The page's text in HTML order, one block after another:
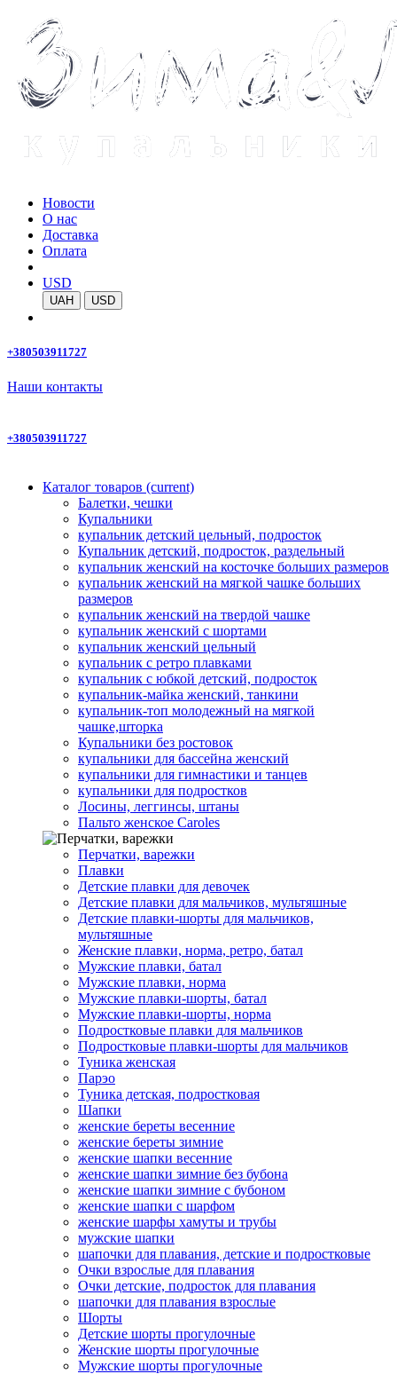
Новости
О нас
Доставка
Оплата
USD
UAH USD
+380503911727
Наши контакты
+380503911727
Каталог товаров (current)
Балетки, чешки
Купальники
купальник детский цельный, подросток
Купальник детский, подросток, раздельный
купальник женский на косточке больших размеров
купальник женский на мягкой чашке больших
размеров
купальник женский на твердой чашке
купальник женский с шортами
купальник женский цельный
купальник с ретро плавками
купальник с юбкой детский, подросток
купальник-майка женский, танкини
купальник-топ молодежный на мягкой
чашке,шторка
Купальники без ростовок
купальники для бассейна женский
купальники для гимнастики и танцев
купальники для подростков
Лосины, леггинсы, штаны
Пальто женское Caroles
Перчатки, варежки
Плавки
Детские плавки для девочек
Детские плавки для мальчиков, мультяшные
Детские плавки-шорты для мальчиков,
мультяшные
Женские плавки, норма, ретро, батал
Мужские плавки, батал
Мужские плавки, норма
Мужские плавки-шорты, батал
Мужские плавки-шорты, норма
Подростковые плавки для мальчиков
Подростковые плавки-шорты для мальчиков
Туникa женская
Парэо
Туника детская, подростковая
Шапки
женские береты весенние
женские береты зимние
женские шапки весенние
женские шапки зимние без бубона
женские шапки зимние с бубоном
женские шапки с шарфом
женские шарфы хамуты и трубы
мужские шапки
шапочки для плавания, детские и подростковые
Очки взрослые для плавания
Очки детские, подросток для плавания
шапочки для плавания взрослые
Шорты
Детские шорты прогулочные
Женские шорты прогулочные
Мужские шорты прогулочные